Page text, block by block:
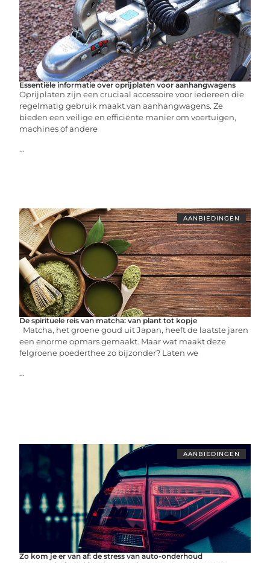
Essentiële informatie over oprijplaten voor aanhangwagens
Oprijplaten zijn een cruciaal accessoire voor iedereen die
regelmatig gebruik maakt van aanhangwagens. Ze
bieden een veilige en efficiënte manier om voertuigen,
machines of andere
...
AANBIEDINGEN
De spirituele reis van matcha: van plant tot kopje
Matcha, het groene goud uit Japan, heeft de laatste jaren
een enorme opmars gemaakt. Maar wat maakt deze
felgroene poederthee zo bijzonder? Laten we
...
AANBIEDINGEN
Zo kom je er van af: de stress van auto-onderhoud